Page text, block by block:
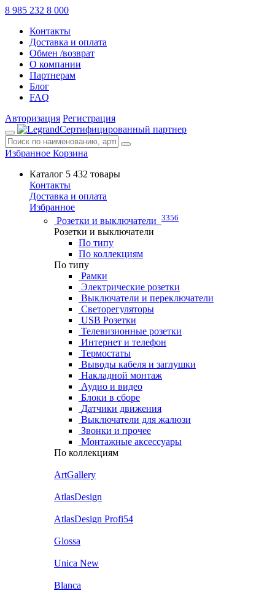
8 985 232 8 000
Контакты
Доставка и оплата
Обмен /возврат
О компании
Партнерам
Блог
FAQ
Авторизация Регистрация
Сертифицированный партнер
Избранное Корзина
Каталог 5 432 товары
Контакты
Доставка и оплата
Избранное
Розетки и выключатели 3356
Розетки и выключатели
По типу
По коллекциям
По типу
Рамки
Электрические розетки
Выключатели и переключатели
Светорегуляторы
USB Розетки
Телевизионные розетки
Интернет и телефон
Термостаты
Выводы кабеля и заглушки
Накладной монтаж
Аудио и видео
Блоки в сборе
Датчики движения
Выключатели для жалюзи
Звонки и прочее
Монтажные аксессуары
По коллекциям
ArtGallery
AtlasDesign
AtlasDesign Profi54
Glossa
Unica New
Blanca